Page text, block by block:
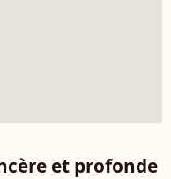
et profonde